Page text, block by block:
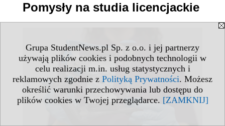
Grupa StudentNews.pl Sp. z o.o. i jej partnerzy
używają plików cookies i podobnych technologii w
celu realizacji m.in. usług statystycznych i
reklamowych zgodnie z Polityką Prywatności. Możesz
określić warunki przechowywania lub dostępu do
plików cookies w Twojej przeglądarce. [ZAMKNIJ]
Pomysły na studia licencjackie